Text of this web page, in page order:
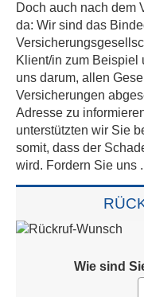
Doch auch nach dem
da: Wir sind das
Klient/in zum Beispiel
uns darum, allen
Versicherungen
Adresse zu
unterstützten wir Sie
somit, dass der
wird. Fordern Sie uns
Wie sind